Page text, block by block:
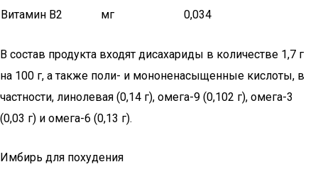
Витамин В2
мг 0,034
В состав продукта входят дисахариды в количестве 1,7 г
на 100 г, а также поли- и мононенасыщенные кислоты, в
частности, линолевая (0,14 г), омега-9 (0,102 г), омега-3
(0,03 г) и омега-6 (0,13 г).
Имбирь для похудения